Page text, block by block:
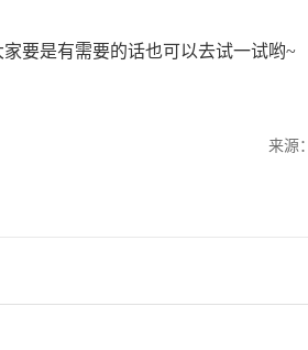
要是有需要的话也可以去试一试哟~
来源：